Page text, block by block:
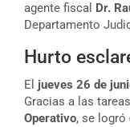
agente fiscal Dr.
Departamento
Hurto
El jueves 26 de
Gracias a las
Operativo, se logró